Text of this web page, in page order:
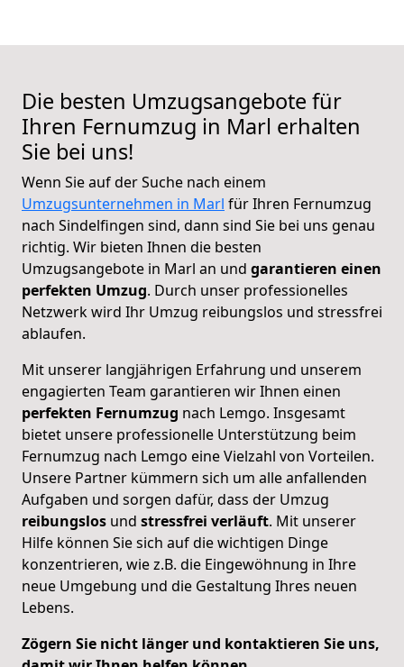
Die besten Umzugsangebote für
Ihren Fernumzug in Marl erhalten
Sie bei uns!
Wenn Sie auf der Suche nach einem
Umzugsunternehmen in Marl für Ihren Fernumzug
nach Sindelfingen sind, dann sind Sie bei uns genau
richtig. Wir bieten Ihnen die besten
Umzugsangebote in Marl an und garantieren einen
perfekten Umzug. Durch unser professionelles
Netzwerk wird Ihr Umzug reibungslos und stressfrei
ablaufen.
Mit unserer langjährigen Erfahrung und unserem
engagierten Team garantieren wir Ihnen einen
perfekten Fernumzug nach Lemgo. Insgesamt
bietet unsere professionelle Unterstützung beim
Fernumzug nach Lemgo eine Vielzahl von Vorteilen.
Unsere Partner kümmern sich um alle anfallenden
Aufgaben und sorgen dafür, dass der Umzug
reibungslos und stressfrei verläuft. Mit unserer
Hilfe können Sie sich auf die wichtigen Dinge
konzentrieren, wie z.B. die Eingewöhnung in Ihre
neue Umgebung und die Gestaltung Ihres neuen
Lebens.
Zögern Sie nicht länger und kontaktieren Sie uns,